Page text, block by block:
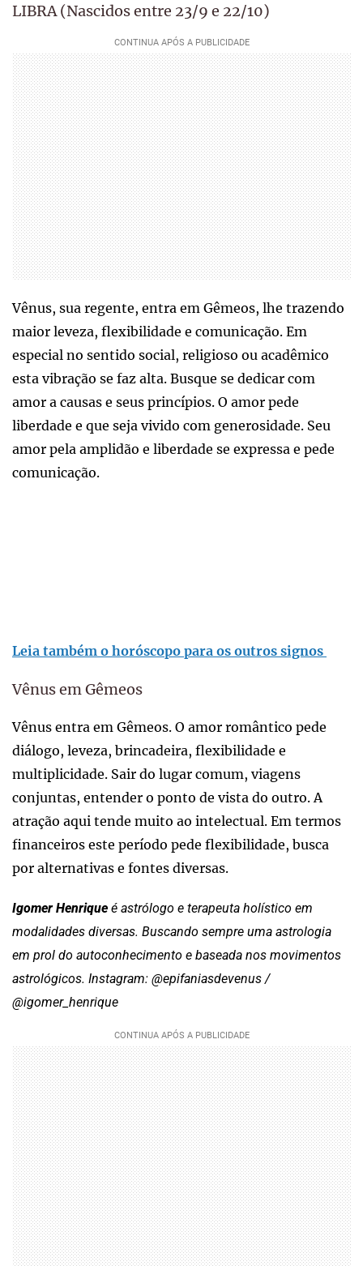
LIBRA (Nascidos entre 23/9 e 22/10)
Vênus, sua regente, entra em Gêmeos, lhe trazendo
maior leveza, flexibilidade e comunicação. Em
especial no sentido social, religioso ou acadêmico
esta vibração se faz alta. Busque se dedicar com
amor a causas e seus princípios. O amor pede
liberdade e que seja vivido com generosidade. Seu
amor pela amplidão e liberdade se expressa e pede
comunicação.
Leia também o horóscopo para os outros signos
Vênus em Gêmeos
Vênus entra em Gêmeos. O amor romântico pede
diálogo, leveza, brincadeira, flexibilidade e
multiplicidade. Sair do lugar comum, viagens
conjuntas, entender o ponto de vista do outro. A
atração aqui tende muito ao intelectual. Em termos
financeiros este período pede flexibilidade, busca
por alternativas e fontes diversas.
Igomer Henrique é astrólogo e terapeuta holístico em
modalidades diversas. Buscando sempre uma astrologia
em prol do autoconhecimento e baseada nos movimentos
astrológicos. Instagram: @epifaniasdevenus /
@igomer_henrique